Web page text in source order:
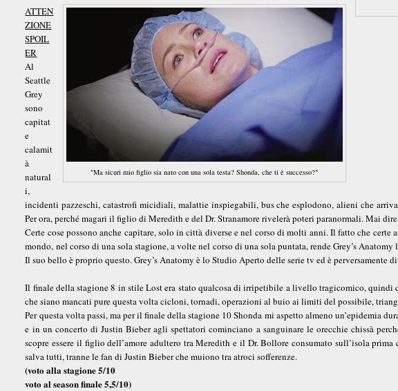
"Ma sicuri mio figlio sia nato con una sola testa? Shonda, che ti è successo?"
ATTEN
ZIONE
SPOIL
ER
Al
Seattle
Grey
sono
capitat
e
calamit
à
natural
i,
incidenti pazzeschi, catastrofi micidiali, malattie inspiegabili, bus che esplodono, alieni che
Per ora, perché magari il figlio di Meredith e del Dr. Stranamore rivelerà poteri paranormali. Mai
Certe cose possono anche capitare, solo in città diverse e nel corso di molti anni. Il fatto che certe
mondo, nel corso di una sola stagione, a volte nel corso di una sola puntata, rende Grey’s
Il suo bello è proprio questo. Grey’s Anatomy è lo Studio Aperto delle serie tv ed è perversamente
Il finale della stagione 8 in stile Lost era stato qualcosa di irripetibile a livello tragicomico, quindi
che siano mancati pure questa volta cicloni, tornadi, operazioni al buio ai limiti del possibile,
Per questa volta passi, ma per il finale della stagione 10 Shonda mi aspetto almeno un’epidemia
e in un concerto di Justin Bieber agli spettatori cominciano a sanguinare le orecchie chissà
scopre essere il figlio dell’amore adultero tra Meredith e il Dr. Bollore consumato sull’isola
salva tutti, tranne le fan di Justin Bieber che muiono tra atroci sofferenze.
(voto alla stagione 5/10
voto al season finale 5,5/10)